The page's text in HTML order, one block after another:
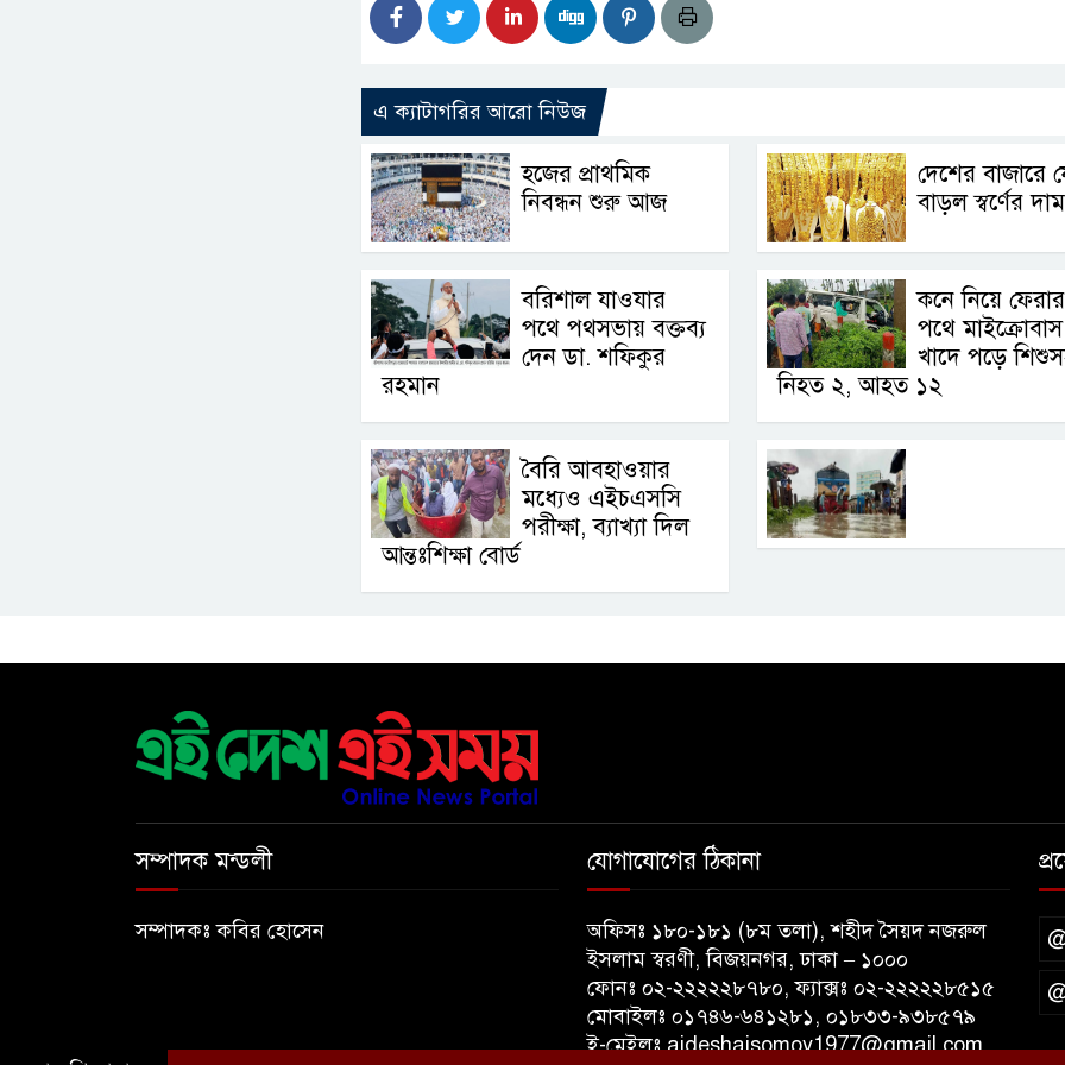
এ ক্যাটাগরির আরো নিউজ
হজের প্রাথমিক
নিবন্ধন শুরু আজ
দেশের বাজারে
বাড়ল স্বর্ণের দাম
বরিশাল যাওযার
পথে পথসভায় বক্তব্য
দেন ডা. শফিকুর
রহমান
কনে নিয়ে ফেরার
পথে মাইক্রোবাস
খাদে পড়ে
নিহত ২, আহত ১২
বৈরি আবহাওয়ার
মধ্যেও এইচএসসি
পরীক্ষা, ব্যাখ্যা দিল
আন্তঃশিক্ষা বোর্ড
সম্পাদক মন্ডলী
সম্পাদকঃ কবির হোসেন
যোগাযোগের ঠিকানা
অফিসঃ ১৮০-১৮১ (৮ম তলা), শহীদ সৈয়দ নজরুল
ইসলাম স্বরণী, বিজয়নগর, ঢাকা – ১০০০
ফোনঃ ০২-২২২২২৮৭৮০, ফ্যাক্সঃ ০২-২২২২২৮৫১৫
মোবাইলঃ ০১৭৪৬-৬৪১২৮১, ০১৮৩৩-৯৩৮৫৭৯
ই-মেইলঃ aideshaisomoy1977@gmail.com